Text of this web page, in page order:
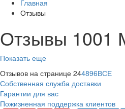
Главная
Отзывы
Отзывы
Показать еще
Отзывов на странице 244896ВСЕ
Собственная служба доставки
Гарантии для вас
Пожизненная поддержка клиентов